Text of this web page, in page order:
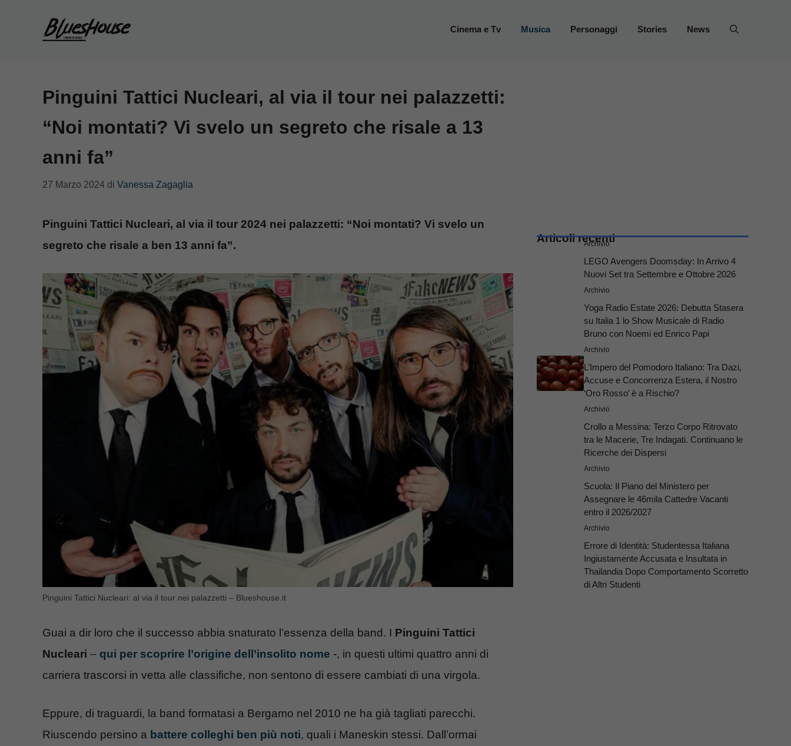
Cinema e Tv Musica Personaggi Stories News
Pinguini Tattici Nucleari, al via il tour nei palazzetti:
“Noi montati? Vi svelo un segreto che risale a 13
anni fa”
27 Marzo 2024 di Vanessa Zagaglia
Pinguini Tattici Nucleari, al via il tour 2024 nei palazzetti: “Noi montati? Vi svelo un
segreto che risale a ben 13 anni fa”.
Pinguini Tattici Nucleari: al via il tour nei palazzetti – Blueshouse.it
Guai a dir loro che il successo abbia snaturato l’essenza della band. I Pinguini Tattici
Nucleari – qui per scoprire l’origine dell’insolito nome -, in questi ultimi quattro anni di
carriera trascorsi in vetta alle classifiche, non sentono di essere cambiati di una virgola.
Eppure, di traguardi, la band formatasi a Bergamo nel 2010 ne ha già tagliati parecchi.
Riuscendo persino a battere colleghi ben più noti, quali i Maneskin stessi. Dall’ormai
Articoli recenti
Archivio
LEGO Avengers Doomsday: In Arrivo 4
Nuovi Set tra Settembre e Ottobre 2026
Archivio
Yoga Radio Estate 2026: Debutta Stasera
su Italia 1 lo Show Musicale di Radio
Bruno con Noemi ed Enrico Papi
Archivio
L’Impero del Pomodoro Italiano: Tra Dazi,
Accuse e Concorrenza Estera, il Nostro
‘Oro Rosso’ è a Rischio?
Archivio
Crollo a Messina: Terzo Corpo Ritrovato
tra le Macerie, Tre Indagati. Continuano le
Ricerche dei Dispersi
Archivio
Scuola: Il Piano del Ministero per
Assegnare le 46mila Cattedre Vacanti
entro il 2026/2027
Archivio
Errore di Identità: Studentessa Italiana
Ingiustamente Accusata e Insultata in
Thailandia Dopo Comportamento Scorretto
di Altri Studenti